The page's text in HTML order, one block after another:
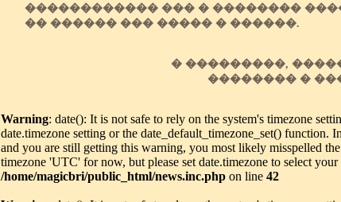
������������ ��� � ��������
�� ������ ��� ����� � ������.
� ���������,
�������� �
Warning: date(): It is not safe to rely on the system's timezone
date.timezone setting or the date_default_timezone_set() function.
and you are still getting this warning, you most likely misspelled
timezone 'UTC' for now, but please set date.timezone to select
/home/magicbri/public_html/news.inc.php on line 42